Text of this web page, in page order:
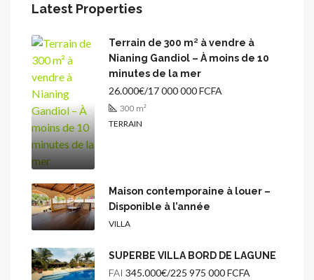
Latest Properties
Terrain de 300 m² à vendre à
Nianing Gandiol – À moins de 10
minutes de la mer
26.000€/17 000 000 FCFA
300 m²
TERRAIN
Maison contemporaine à louer –
Disponible à l’année
VILLA
SUPERBE VILLA BORD DE LAGUNE
FAI 345.000€/225 975 000 FCFA